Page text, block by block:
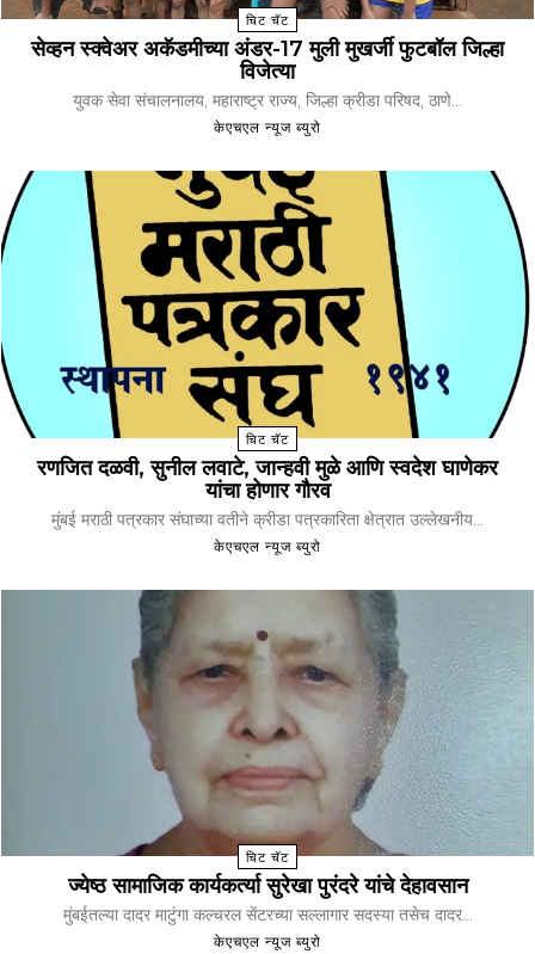
चिट चॅट
सेव्हन स्क्वेअर अकॅडमीच्या अंडर-17 मुली मुखर्जी फुटबॉल जिल्हा
विजेत्या
युवक सेवा संचालनालय, महाराष्ट्र राज्य, जिल्हा क्रीडा परिषद, ठाणे...
केएचएल न्यूज ब्युरो
चिट चॅट
रणजित दळवी, सुनील लवाटे, जान्हवी मुळे आणि स्वदेश घाणेकर
यांचा होणार गौरव
मुंबई मराठी पत्रकार संघाच्या वतीने क्रीडा पत्रकारिता क्षेत्रात उल्लेखनीय...
केएचएल न्यूज ब्युरो
चिट चॅट
ज्येष्ठ सामाजिक कार्यकर्त्या सुरेखा पुरंदरे यांचे देहावसान
मुंबईतल्या दादर माटुंगा कल्चरल सेंटरच्या सल्लागार सदस्या तसेच दादर...
केएचएल न्यूज ब्युरो